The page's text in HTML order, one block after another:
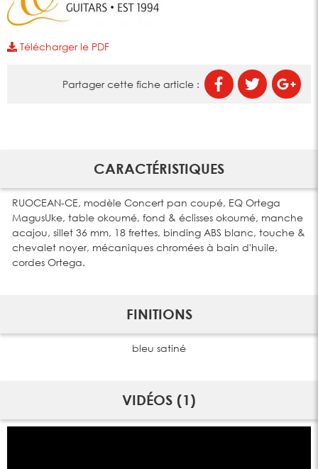
Télécharger le PDF
Partager cette fiche article :
CARACTÉRISTIQUES
RUOCEAN-CE, modèle Concert pan coupé, EQ Ortega
MagusUke, table okoumé, fond & éclisses okoumé, manche
acajou, sillet 36 mm, 18 frettes, binding ABS blanc, touche &
chevalet noyer, mécaniques chromées à bain d'huile,
cordes Ortega.
FINITIONS
bleu satiné
VIDÉOS (1)